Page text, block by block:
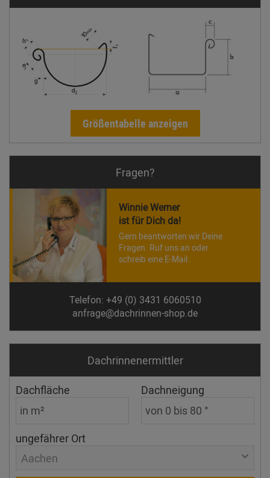
Größentabelle anzeigen
Fragen?
Winnie Werner
ist für Dich da!
Gern beantworten wir Deine
Fragen. Ruf uns an oder
schreib eine E-Mail.
Telefon: +49 (0) 3431 6060510
anfrage@dachrinnen-shop.de
Dachrinnen­ermittler
Dachfläche Dachneigung
ungefährer Ort
Aachen